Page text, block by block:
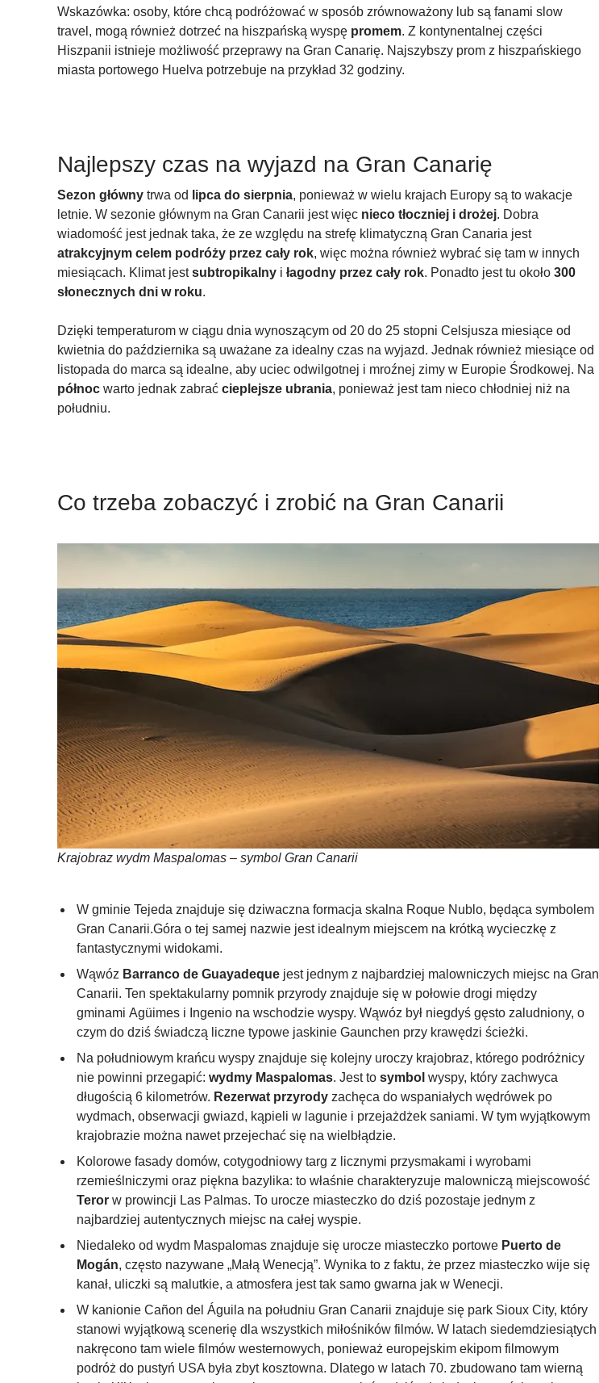
Wskazówka: osoby, które chcą podróżować w sposób zrównoważony lub są fanami slow
travel, mogą również dotrzeć na hiszpańską wyspę promem. Z kontynentalnej części
Hiszpanii istnieje możliwość przeprawy na Gran Canarię. Najszybszy prom z hiszpańskiego
miasta portowego Huelva potrzebuje na przykład 32 godziny.
Najlepszy czas na wyjazd na Gran Canarię
Sezon główny trwa od lipca do sierpnia, ponieważ w wielu krajach Europy są to wakacje
letnie. W sezonie głównym na Gran Canarii jest więc nieco tłoczniej i drożej. Dobra
wiadomość jest jednak taka, że ze względu na strefę klimatyczną Gran Canaria jest
atrakcyjnym celem podróży przez cały rok, więc można również wybrać się tam w innych
miesiącach. Klimat jestsubtropikalny i łagodny przez cały rok. Ponadto jest tu około 300
słonecznych dni w roku.
Dzięki temperaturom w ciągu dnia wynoszącym od 20 do 25 stopni Celsjusza miesiące od
kwietnia do października są uważane za idealny czas na wyjazd. Jednak również miesiące od
listopada do marca są idealne, aby uciec odwilgotnej i mroźnej zimy w Europie Środkowej. Na
północ warto jednak zabrać cieplejsze ubrania, ponieważ jest tam nieco chłodniej niż na
południu.
Co trzeba zobaczyć i zrobić na Gran Canarii
Krajobraz wydm Maspalomas – symbol Gran Canarii
W gminie Tejeda znajduje się dziwaczna formacja skalna Roque Nublo, będąca symbolem
Gran Canarii.Góra o tej samej nazwie jest idealnym miejscem na krótką wycieczkę z
fantastycznymi widokami.
Wąwóz Barranco de Guayadeque jest jednym z najbardziej malowniczych miejsc na Gran
Canarii. Ten spektakularny pomnik przyrody znajduje się w połowie drogi między
gminami Agüimes i Ingenio na wschodzie wyspy. Wąwóz był niegdyś gęsto zaludniony, o
czym do dziś świadczą liczne typowe jaskinie Gaunchen przy krawędzi ścieżki.
Na południowym krańcu wyspy znajduje się kolejny uroczy krajobraz, którego podróżnicy
nie powinni przegapić: wydmy Maspalomas. Jest to symbol wyspy, który zachwyca
długością 6 kilometrów. Rezerwat przyrody zachęca do wspaniałych wędrówek po
wydmach, obserwacji gwiazd, kąpieli w lagunie i przejażdżek saniami. W tym wyjątkowym
krajobrazie można nawet przejechać się na wielbłądzie.
Kolorowe fasady domów, cotygodniowy targ z licznymi przysmakami i wyrobami
rzemieślniczymi oraz piękna bazylika: to właśnie charakteryzuje malowniczą miejscowość
Teror w prowincji Las Palmas. To urocze miasteczko do dziś pozostaje jednym z
najbardziej autentycznych miejsc na całej wyspie.
Niedaleko od wydm Maspalomas znajduje się urocze miasteczko portowe Puerto de
Mogán, często nazywane „Małą Wenecją”. Wynika to z faktu, że przez miasteczko wije się
kanał, uliczki są malutkie, a atmosfera jest tak samo gwarna jak w Wenecji.
W kanionie Cañon del Águila na południu Gran Canarii znajduje się park Sioux City, który
stanowi wyjątkową scenerię dla wszystkich miłośników filmów. W latach siedemdziesiątych
nakręcono tam wiele filmów westernowych, ponieważ europejskim ekipom filmowym
podróż do pustyń USA była zbyt kosztowna. Dlatego w latach 70. zbudowano tam wierną